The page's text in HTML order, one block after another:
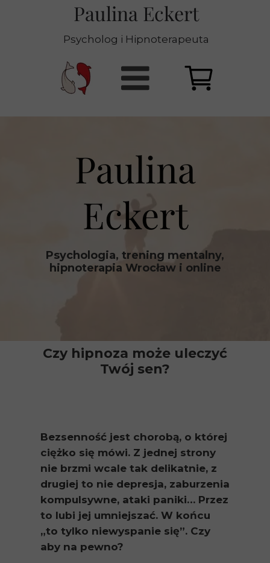
Bezsenność jest chorobą, o której
ciężko się mówi. Z jednej strony
nie brzmi wcale tak delikatnie, z
drugiej to nie depresja, zaburzenia
kompulsywne, ataki paniki… Przez
to lubi jej umniejszać. W końcu
„to tylko niewyspanie się”. Czy
aby na pewno?
Czy hipnoza może uleczyć
Twój sen?
Paulina Eckert
Psycholog i Hipnoterapeuta
Paulina
Eckert
Psychologia, trening mentalny,
hipnoterapia Wrocław i online